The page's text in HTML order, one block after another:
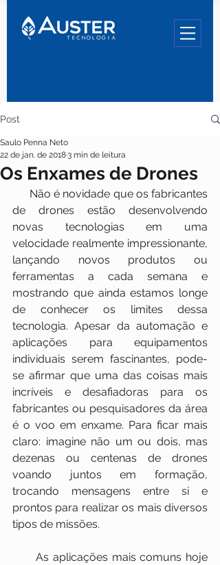
Post
Os Enxames de Drones
Saulo Penna Neto
22 de jan. de 20183 min de leitura
de drones estão desenvolvendo
novas tecnologias em uma
velocidade realmente impressionante,
lançando novos produtos ou
ferramentas a cada semana e
mostrando que ainda estamos longe
de conhecer os limites dessa
tecnologia. Apesar da automação e
aplicações para equipamentos
individuais serem fascinantes, pode-
se afirmar que uma das coisas mais
incríveis e desafiadoras para os
fabricantes ou pesquisadores da área
é o voo em enxame. Para ficar mais
claro: imagine não um ou dois, mas
dezenas ou centenas de drones
voando juntos em formação,
trocando mensagens entre si e
prontos para realizar os mais diversos
tipos de missões.
      As aplicações mais comuns hoje